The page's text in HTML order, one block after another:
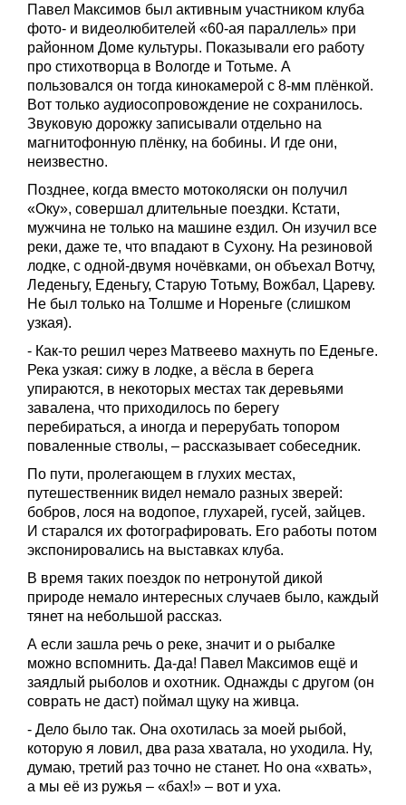
Павел Максимов был активным участником клуба
фото- и видеолюбителей «60-ая параллель» при
районном Доме культуры. Показывали его работу
про стихотворца в Вологде и Тотьме. А
пользовался он тогда кинокамерой с 8-мм плёнкой.
Вот только аудиосопровождение не сохранилось.
Звуковую дорожку записывали отдельно на
магнитофонную плёнку, на бобины. И где они,
неизвестно.
Позднее, когда вместо мотоколяски он получил
«Оку», совершал длительные поездки. Кстати,
мужчина не только на машине ездил. Он изучил все
реки, даже те, что впадают в Сухону. На резиновой
лодке, с одной-двумя ночёвками, он объехал Вотчу,
Леденьгу, Еденьгу, Старую Тотьму, Вожбал, Цареву.
Не был только на Толшме и Нореньге (слишком
узкая).
- Как-то решил через Матвеево махнуть по Еденьге.
Река узкая: сижу в лодке, а вёсла в берега
упираются, в некоторых местах так деревьями
завалена, что приходилось по берегу
перебираться, а иногда и перерубать топором
поваленные стволы, – рассказывает собеседник.
По пути, пролегающем в глухих местах,
путешественник видел немало разных зверей:
бобров, лося на водопое, глухарей, гусей, зайцев.
И старался их фотографировать. Его работы потом
экспонировались на выставках клуба.
В время таких поездок по нетронутой дикой
природе немало интересных случаев было, каждый
тянет на небольшой рассказ.
А если зашла речь о реке, значит и о рыбалке
можно вспомнить. Да-да! Павел Максимов ещё и
заядлый рыболов и охотник. Однажды с другом (он
соврать не даст) поймал щуку на живца.
- Дело было так. Она охотилась за моей рыбой,
которую я ловил, два раза хватала, но уходила. Ну,
думаю, третий раз точно не станет. Но она «хвать»,
а мы её из ружья – «бах!» – вот и уха.